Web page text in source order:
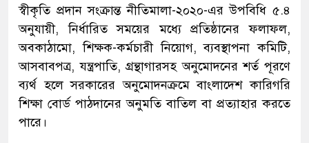
স্বীকৃতি প্রদান সংক্রান্ত নীতিমালা-২০২০-এর উপবিধি ৫.৪
অনুযায়ী, নির্ধারিত সময়ের মধ্যে প্রতিষ্ঠানের ফলাফল,
অবকাঠামো, শিক্ষক-কর্মচারী নিয়োগ, ব্যবস্থাপনা কমিটি,
আসবাবপত্র, যন্ত্রপাতি, গ্রন্থাগারসহ অনুমোদনের শর্ত পূরণে
ব্যর্থ হলে সরকারের অনুমোদনক্রমে বাংলাদেশ কারিগরি
শিক্ষা বোর্ড পাঠদানের অনুমতি বাতিল বা প্রত্যাহার করতে
পারে।